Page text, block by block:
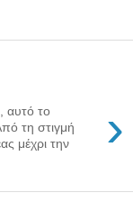
›
αυτό το
τη στιγμή
μέχρι την